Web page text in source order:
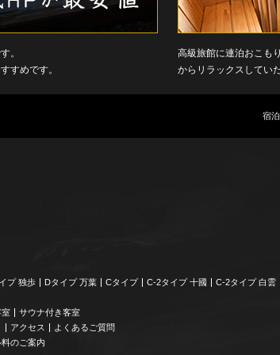
。
すめです。
高級旅館に連泊おこも
からリラックスしてい
宿
プ 独歩 Dタイプ 万葉 Cタイプ C-2タイプ 十國 C-2タイプ 白雲
室
サウナ付き客室
アクセス
よくあるご質問
のご案内